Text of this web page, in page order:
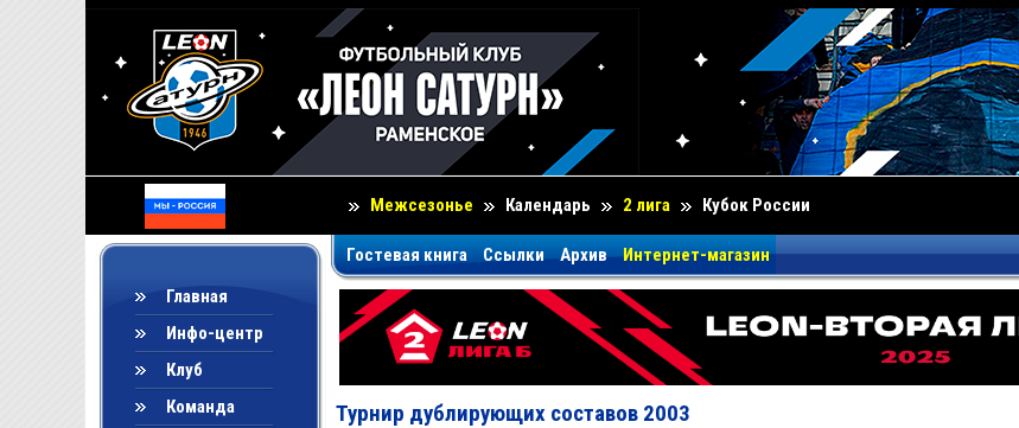
Межсезонье Календарь 2 лига Кубок России
Главная
Инфо-центр
Клуб
Команда
Гостевая книга Ссылки Архив Интернет-магазин
Турнир дублирующих составов 2003